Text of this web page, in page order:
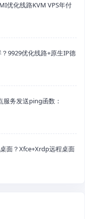
优化线路KVM VPS年付
9929优化线路+原生IP德
务发送ping函数：
面？Xfce+Xrdp远程桌面